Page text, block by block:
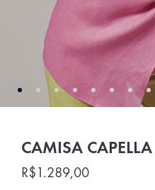
CAMISA CAPELLA
R$1.289,00